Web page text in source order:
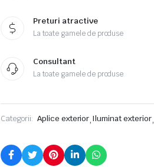
Preturi atractive
La toate gamele de produse
Consultant
La toate gamele de produse
Categorii: Aplice exterior,Iluminat exterior,